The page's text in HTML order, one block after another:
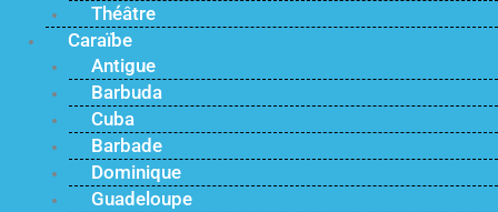
Théâtre
Caraïbe
Antigue
Barbuda
Cuba
Barbade
Dominique
Guadeloupe